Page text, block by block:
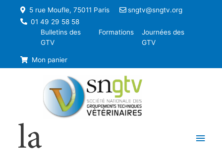
5 rue Moufle, 75011 Paris
sngtv@sngtv.org
01 49 29 58 58
Bulletins des
GTV
Formations
Journées des
GTV
Mon panier
la